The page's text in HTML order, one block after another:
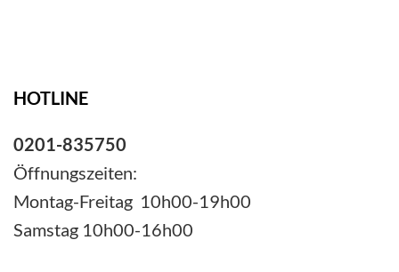
HOTLINE
0201-835750
Öffnungszeiten:
Montag-Freitag 10h00-19h00
Samstag 10h00-16h00